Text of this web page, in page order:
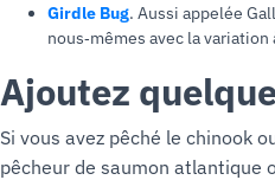
Girdle Bug. Aussi appelée
nous‑mêmes avec la
Ajoutez
Si vous avez pêché le chinook
pêcheur de saumon atlantique